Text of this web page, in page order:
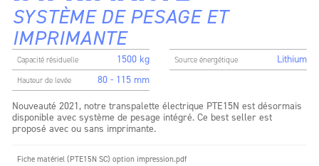
SYSTÈME DE PESAGE ET
IMPRIMANTE
Capacité résiduelle 1500 kg Source énergétique Lithium
Hauteur de levée
80 - 115 mm
Nouveauté 2021, notre transpalette électrique PTE15N est désormais
disponible avec système de pesage intégré. Ce best seller est
proposé avec ou sans imprimante.
Fiche matériel (PTE15N SC) option impression.pdf